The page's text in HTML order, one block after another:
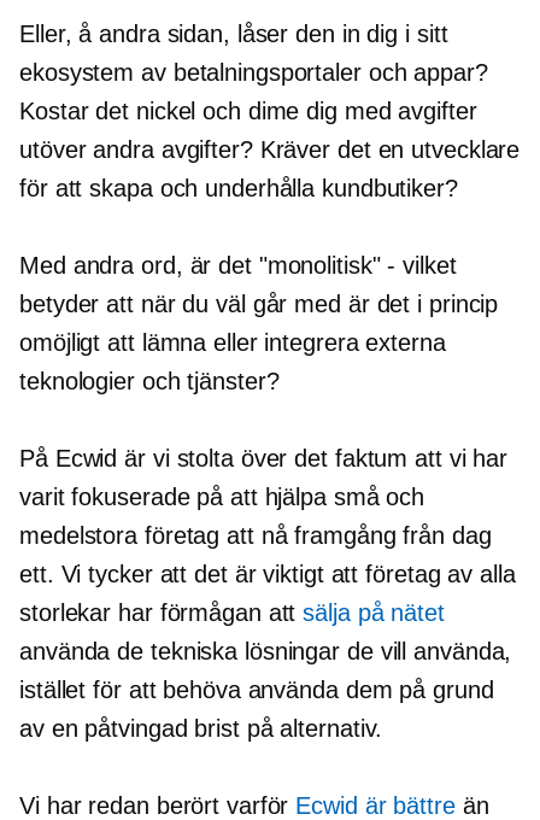
Eller, å andra sidan, låser den in dig i sitt
ekosystem av betalningsportaler och appar?
Kostar det nickel och dime dig med avgifter
utöver andra avgifter? Kräver det en utvecklare
för att skapa och underhålla kundbutiker?
Med andra ord, är det "monolitisk" - vilket
betyder att när du väl går med är det i princip
omöjligt att lämna eller integrera externa
teknologier och tjänster?
På Ecwid är vi stolta över det faktum att vi har
varit fokuserade på att hjälpa små och
medelstora företag att nå framgång från dag
ett. Vi tycker att det är viktigt att företag av alla
storlekar har förmågan attsälja på nätet
använda de tekniska lösningar de vill använda,
istället för att behöva använda dem på grund
av en påtvingad brist på alternativ.
Vi har redan berört varför Ecwid är bättreän